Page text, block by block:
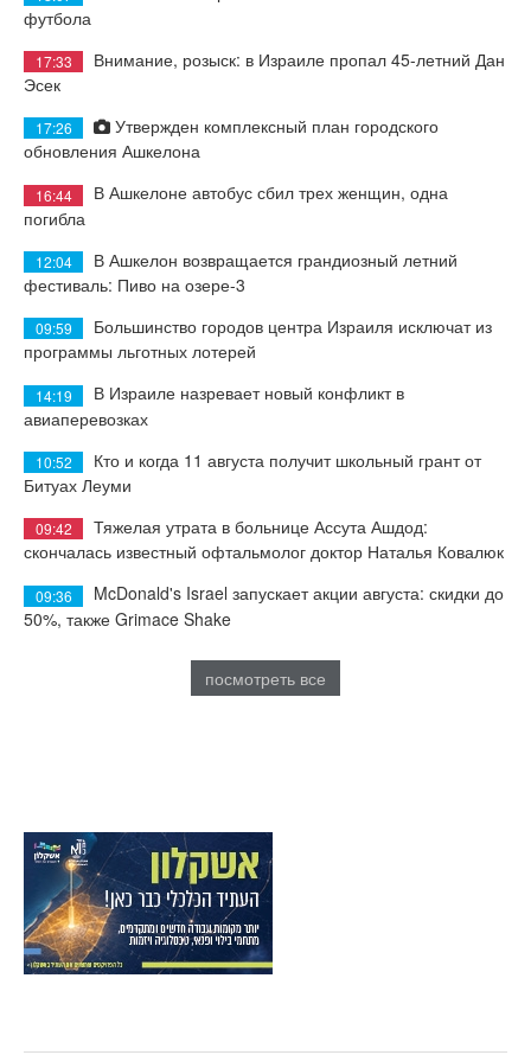
футбола
17:33
Внимание, розыск: в Израиле пропал 45-летний Дан
Эсек
17:26
Утвержден комплексный план городского
обновления Ашкелона
16:44
В Ашкелоне автобус сбил трех женщин, одна
погибла
12:04
В Ашкелон возвращается грандиозный летний
фестиваль: Пиво на озере-3
09:59
Большинство городов центра Израиля исключат из
программы льготных лотерей
14:19
В Израиле назревает новый конфликт в
авиаперевозках
10:52
Кто и когда 11 августа получит школьный грант от
Битуах Леуми
09:42
Тяжелая утрата в больнице Ассута Ашдод:
скончалась известный офтальмолог доктор Наталья Ковалюк
09:36
McDonald's Israel запускает акции августа: скидки до
50%, также Grimace Shake
посмотреть все